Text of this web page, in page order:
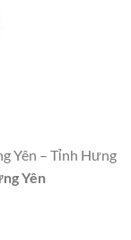
Yên – Tỉnh Hưng
Yên